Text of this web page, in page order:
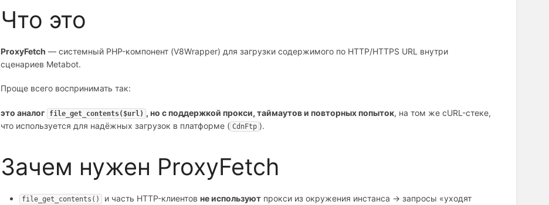
Что это
ProxyFetch — системный PHP-компонент (V8Wrapper) для загрузки содержимого по HTTP/HTTPS URL внутри
сценариев Metabot.
Проще всего воспринимать так:
это аналог file_get_contents($url) , но с поддержкой прокси, таймаутов и повторных попыток, на том же cURL-стеке,
что используется для надёжных загрузок в платформе ( CdnFtp ).
Зачем нужен ProxyFetch
file_get_contents() и часть HTTP-клиентов не используют прокси из окружения инстанса → запросы «уходят